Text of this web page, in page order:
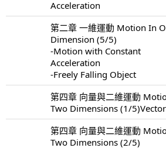
Acceleration
第二章 一維運動 Motion In
Dimension (5/5)
-Motion with Constant
Acceleration
-Freely Falling Object
第四章 向量與二維運動
Two Dimensions (1/
第四章 向量與二維運動
Two Dimensions (2/5)